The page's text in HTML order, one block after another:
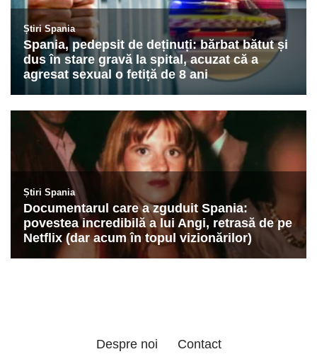
Despre noi Contact